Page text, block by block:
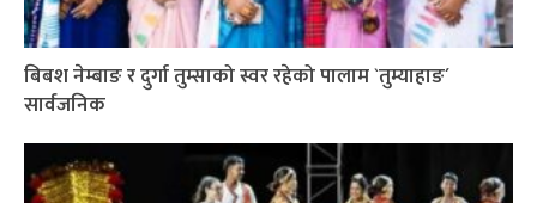
बिबश नेम्बाङ र दुर्गा तुम्साको स्वर रहेको पालाम `तुम्याहाङ´
सार्वजनिक